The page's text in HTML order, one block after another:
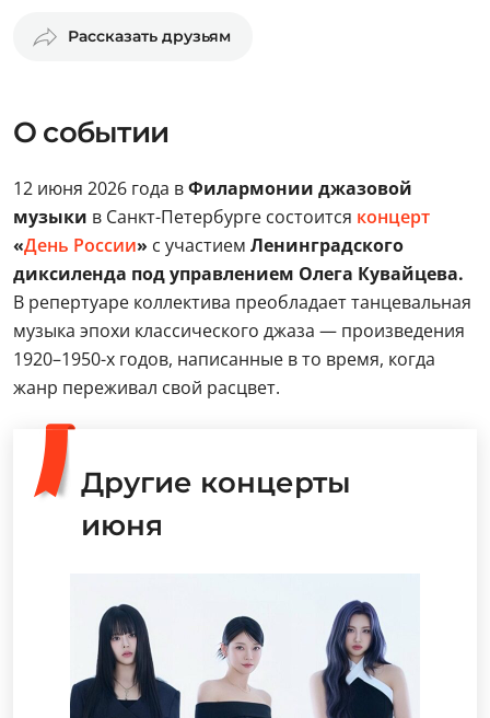
Рассказать друзьям
О событии
12 июня 2026 года вФилармонии джазовой
музыки в Санкт-Петербурге состоится концерт
«День России» с участием Ленинградского
диксиленда под управлением Олега Кувайцева.
В репертуаре коллектива преобладает танцевальная
музыка эпохи классического джаза — произведения
1920–1950-х годов, написанные в то время, когда
жанр переживал свой расцвет.
Другие концерты
июня